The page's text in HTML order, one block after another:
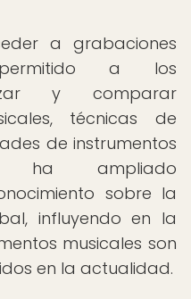
a grabaciones
a los
y comparar
técnicas de
de instrumentos
ha ampliado
sobre la
influyendo en la
musicales son
en la actualidad.